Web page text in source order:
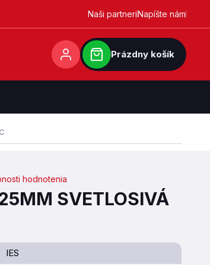
Naši partneriNapíšte nám
Prázdny košík
hodnotenia
SVETLOSIVÁ
IES